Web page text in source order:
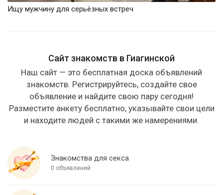
Ищу мужчину для серьёзных встреч
Сайт знакомств в Гиагинской
Наш сайт — это бесплатная доска объявлений
знакомств. Регистрируйтесь, создайте свое
объявление и найдите свою пару сегодня!
Разместите анкету бесплатно, указывайте свои цели
и находите людей с такими же намерениями.
Знакомства для секса
0 объявлений